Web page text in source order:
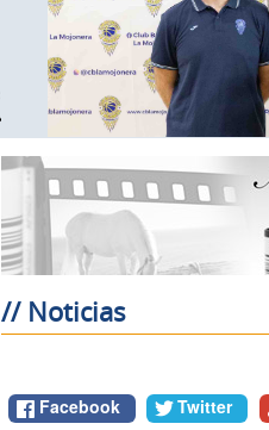
// Noticias
Facebook Twitter